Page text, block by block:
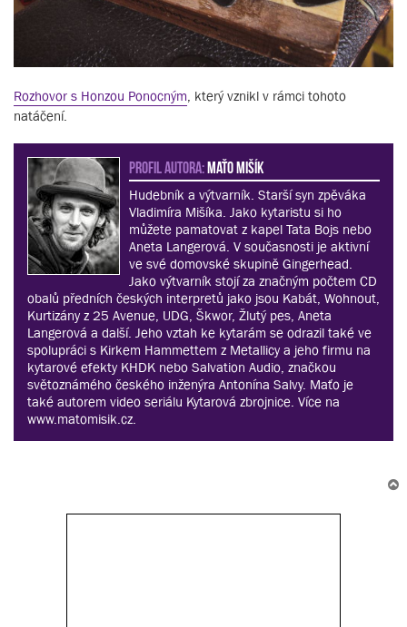
Rozhovor s Honzou Ponocným , který vznikl v rámci tohoto
natáčení.
PROFIL AUTORA:Maťo Mišík
Hudebník a výtvarník. Starší syn zpěváka
Vladimíra Mišíka. Jako kytaristu si ho
můžete pamatovat z kapel Tata Bojs nebo
Aneta Langerová. V současnosti je aktivní
ve své domovské skupině Gingerhead.
Jako výtvarník stojí za značným počtem CD
obalů předních českých interpretů jako jsou Kabát, Wohnout,
Kurtizány z 25 Avenue, UDG, Škwor, Žlutý pes, Aneta
Langerová a další. Jeho vztah ke kytarám se odrazil také ve
spolupráci s Kirkem Hammettem z Metallicy a jeho firmu na
kytarové efekty KHDK nebo Salvation Audio, značkou
světoznámého českého inženýra Antonína Salvy. Maťo je
také autorem video seriálu Kytarová zbrojnice. Více na
www.matomisik.cz.